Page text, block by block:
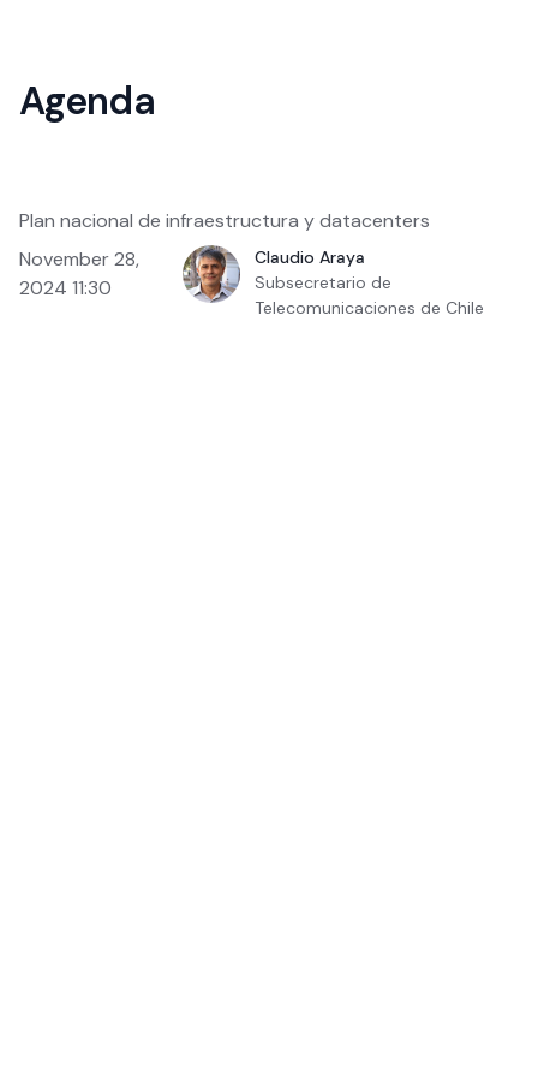
Agenda
Plan nacional de infraestructura y datacenters
November 28,
2024 11:30
Claudio Araya
Subsecretario de
Telecomunicaciones de Chile